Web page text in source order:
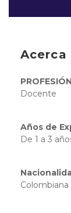
Acerca
PROFESIÓN
Docente
Años de
De 1 a 3
Colombiana